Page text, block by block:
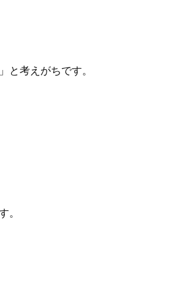
と考えがちです。
。